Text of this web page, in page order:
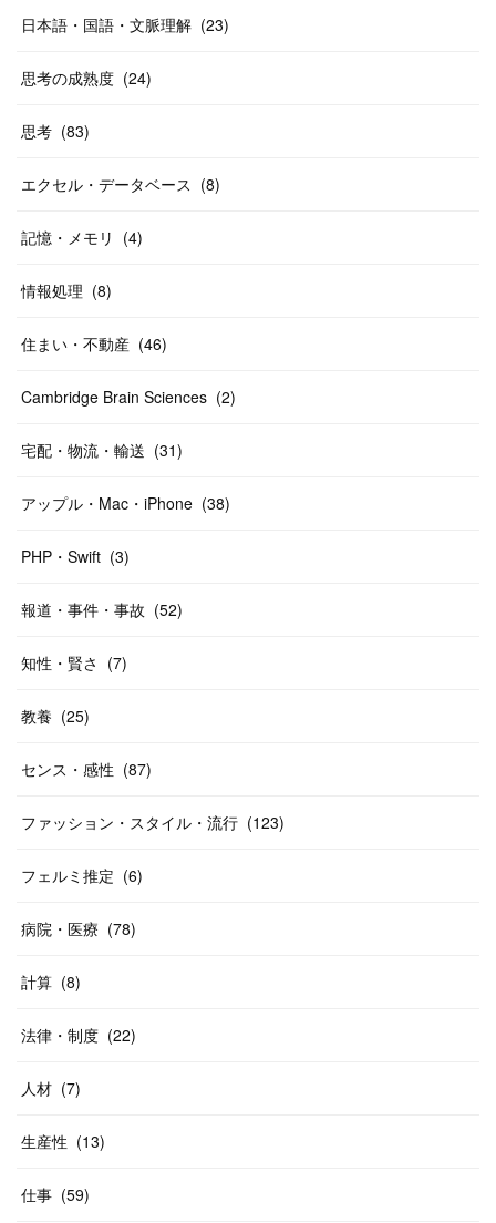
日本語・国語・文脈理解 (23)
思考の成熟度 (24)
思考 (83)
エクセル・データベース (8)
記憶・メモリ (4)
情報処理 (8)
住まい・不動産 (46)
Cambridge Brain Sciences (2)
宅配・物流・輸送 (31)
アップル・Mac・iPhone (38)
PHP・Swift (3)
報道・事件・事故 (52)
知性・賢さ (7)
教養 (25)
センス・感性 (87)
ファッション・スタイル・流行 (123)
フェルミ推定 (6)
病院・医療 (78)
計算 (8)
法律・制度 (22)
人材 (7)
生産性 (13)
仕事 (59)